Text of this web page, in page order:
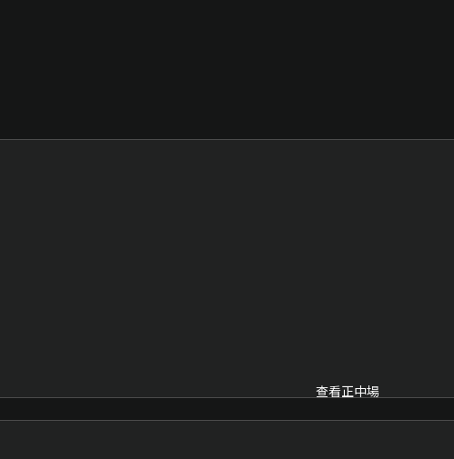
查看正中場